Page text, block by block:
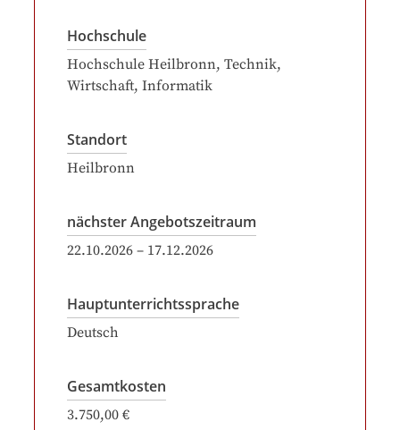
Hochschule
Hochschule Heilbronn, Technik,
Wirtschaft, Informatik
Standort
Heilbronn
nächster Angebotszeitraum
22.10.2026 – 17.12.2026
Hauptunterrichtssprache
Deutsch
Gesamtkosten
3.750,00 €